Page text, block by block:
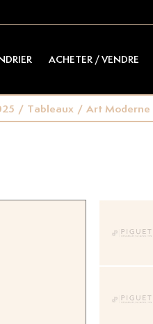
ACHETER / VENDRE
/ Tableaux / Art Moderne